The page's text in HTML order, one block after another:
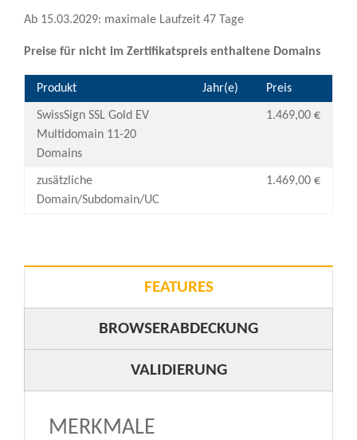
Ab 15.03.2029: maximale Laufzeit 47 Tage
Preise für nicht im Zertifikatspreis enthaltene Domains
Produkt Jahr(e) Preis
SwissSign SSL Gold EV
Multidomain 11-20
Domains
1.469,00 €
zusätzliche
Domain/Subdomain/UC
1.469,00 €
FEATURES
BROWSERABDECKUNG
VALIDIERUNG
MERKMALE